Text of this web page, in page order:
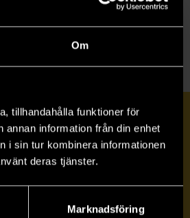
Om
tillhandahålla funktioner för
information från din enhet
i sin tur kombinera informationen
deras tjänster.
Marknadsföring